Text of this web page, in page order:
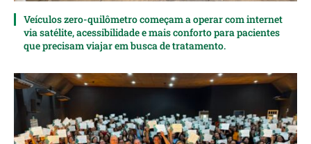
Veículos zero-quilômetro começam a operar com internet
via satélite, acessibilidade e mais conforto para pacientes
que precisam viajar em busca de tratamento.